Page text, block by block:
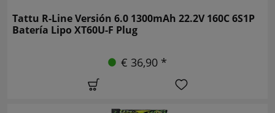
Tattu R-Line Versión 6.0 1300mAh 22.2V 160C 6S1P
Batería Lipo XT60U-F Plug
€ 36,90 *